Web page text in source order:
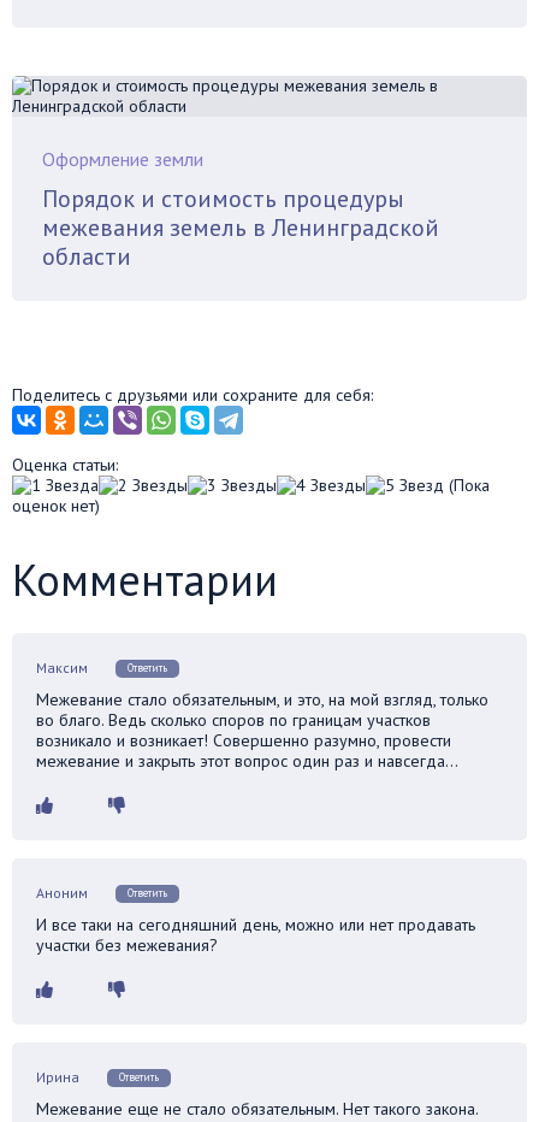
Оформление земли
Порядок и стоимость процедуры
межевания земель в Ленинградской
области
Поделитесь с друзьями или сохраните для себя:
Оценка статьи:
(Пока
оценок нет)
Комментарии
Максим Ответить
Межевание стало обязательным, и это, на мой взгляд, только
во благо. Ведь сколько споров по границам участков
возникало и возникает! Совершенно разумно, провести
межевание и закрыть этот вопрос один раз и навсегда…
Аноним Ответить
И все таки на сегодняшний день, можно или нет продавать
участки без межевания?
Ирина Ответить
Межевание еще не стало обязательным. Нет такого закона.